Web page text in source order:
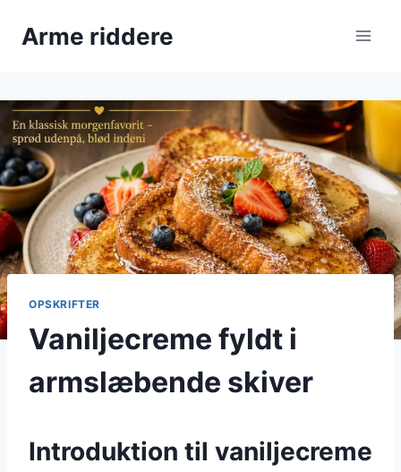
Arme riddere
OPSKRIFTER
Vaniljecreme fyldt i
armslæbende skiver
Introduktion til vaniljecreme